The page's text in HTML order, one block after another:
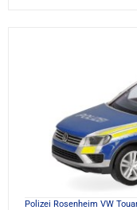
Polizei Rosenheim VW